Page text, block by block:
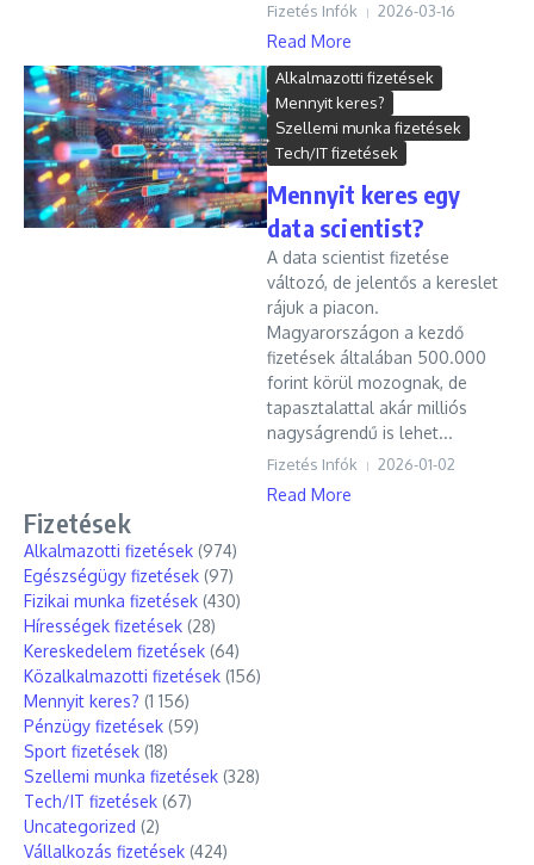
Fizetés Infók 2026-03-16
Read More
Alkalmazotti fizetések
Mennyit keres?
Szellemi munka fizetések
Tech/IT fizetések
Mennyit keres egy
data scientist?
A data scientist fizetése
változó, de jelentős a kereslet
rájuk a piacon.
Magyarországon a kezdő
fizetések általában 500.000
forint körül mozognak, de
tapasztalattal akár milliós
nagyságrendű is lehet...
Fizetés Infók 2026-01-02
Read More
Fizetések
Alkalmazotti fizetések (974)
Egészségügy fizetések (97)
Fizikai munka fizetések (430)
Hírességek fizetések (28)
Kereskedelem fizetések (64)
Közalkalmazotti fizetések (156)
Mennyit keres? (1 156)
Pénzügy fizetések (59)
Sport fizetések (18)
Szellemi munka fizetések (328)
Tech/IT fizetések (67)
Uncategorized (2)
Vállalkozás fizetések (424)